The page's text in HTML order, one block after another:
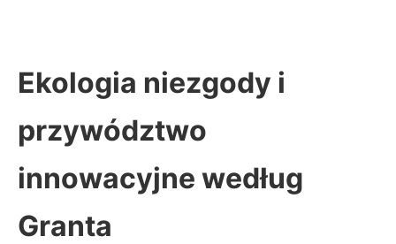
Ekologia niezgody i
przywództwo
innowacyjne według
Granta